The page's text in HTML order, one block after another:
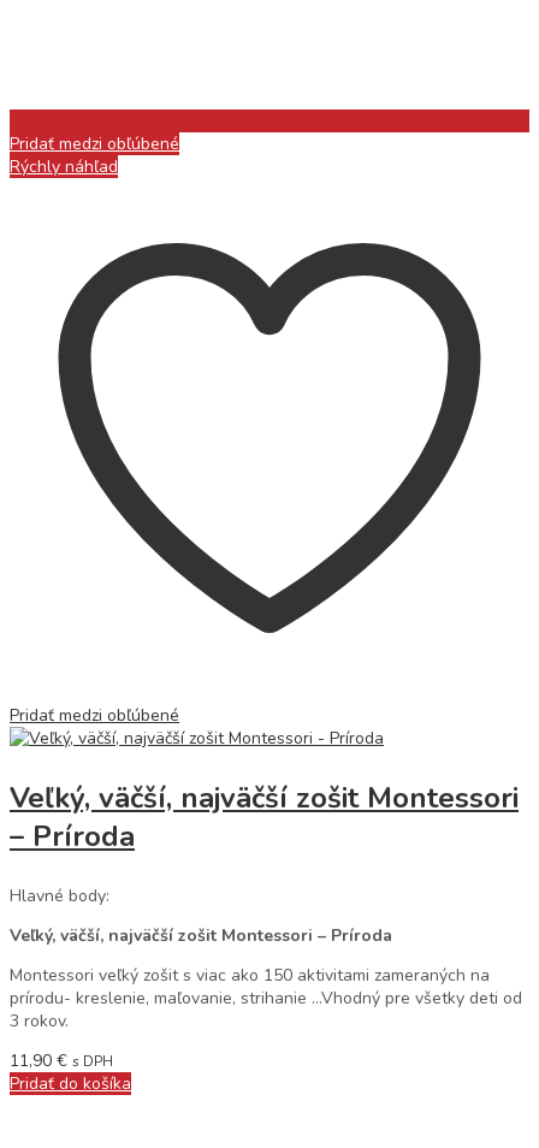
Pridať medzi obľúbené
Rýchly náhľad
Pridať medzi obľúbené
Veľký, väčší, najväčší zošit Montessori
– Príroda
Hlavné body:
Veľký, väčší, najväčší zošit Montessori – Príroda
Montessori veľký zošit s viac ako 150 aktivitami zameraných na
prírodu- kreslenie, maľovanie, strihanie …Vhodný pre všetky deti od
3 rokov.
11,90 € s DPH
Pridať do košíka